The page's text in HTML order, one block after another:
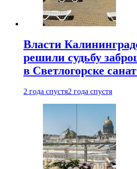
Власти
решили судьбу
в Светлогорске
2 года спустя2 года спустя